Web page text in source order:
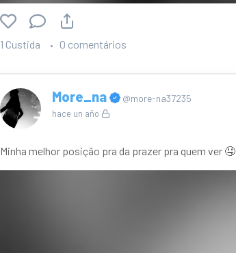
1 Custida 0 comentários
More_na @more-na37235
hace un año
Minha melhor posição pra da prazer pra quem ver 🤤